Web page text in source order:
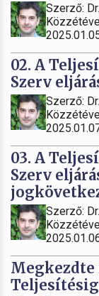
Szerző:
02. A
Szerv
Szerző:
03. A
Szerv
Szerző:
Megkezdte